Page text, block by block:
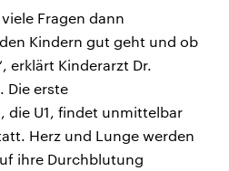
Fragen dann
Kindern gut geht und ob
erklärt Kinderarzt Dr.
Die erste
die U1, findet unmittelbar
Herz und Lunge werden
ihre Durchblutung